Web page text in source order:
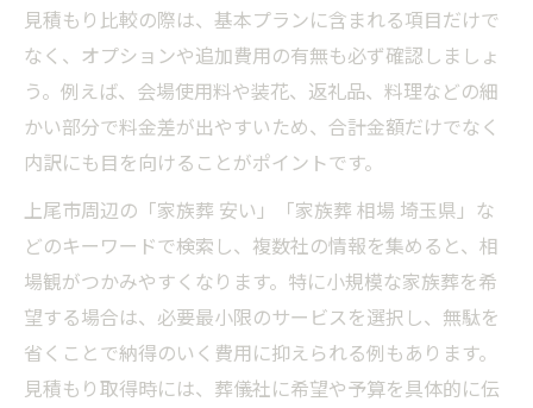
見積もり比較の際は、基本プランに含まれる項目だけで
なく、オプションや追加費用の有無も必ず確認しましょ
う。例えば、会場使用料や装花、返礼品、料理などの細
かい部分で料金差が出やすいため、合計金額だけでなく
内訳にも目を向けることがポイントです。
上尾市周辺の「家族葬 安い」「家族葬 相場 埼玉県」な
どのキーワードで検索し、複数社の情報を集めると、相
場観がつかみやすくなります。特に小規模な家族葬を希
望する場合は、必要最小限のサービスを選択し、無駄を
省くことで納得のいく費用に抑えられる例もあります。
見積もり取得時には、葬儀社に希望や予算を具体的に伝